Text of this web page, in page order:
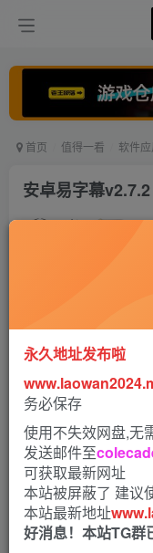
首页 值得一看 软件
安卓易字幕
老王
软件介绍：
易字幕app最强大的
的剪辑和制作视频内
频文件轻松混剪,还
据时间线插入,强大方
app开始体验吧！
永久地址发布啦
务必保存
使用不失效网盘,无
发送邮件至
可获取最新网址
本站被屏蔽了 建议
本站最新地址
好消息！本站TG群